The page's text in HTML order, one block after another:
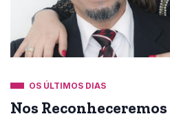
OS ÚLTIMOS DIAS
Nos Reconheceremos